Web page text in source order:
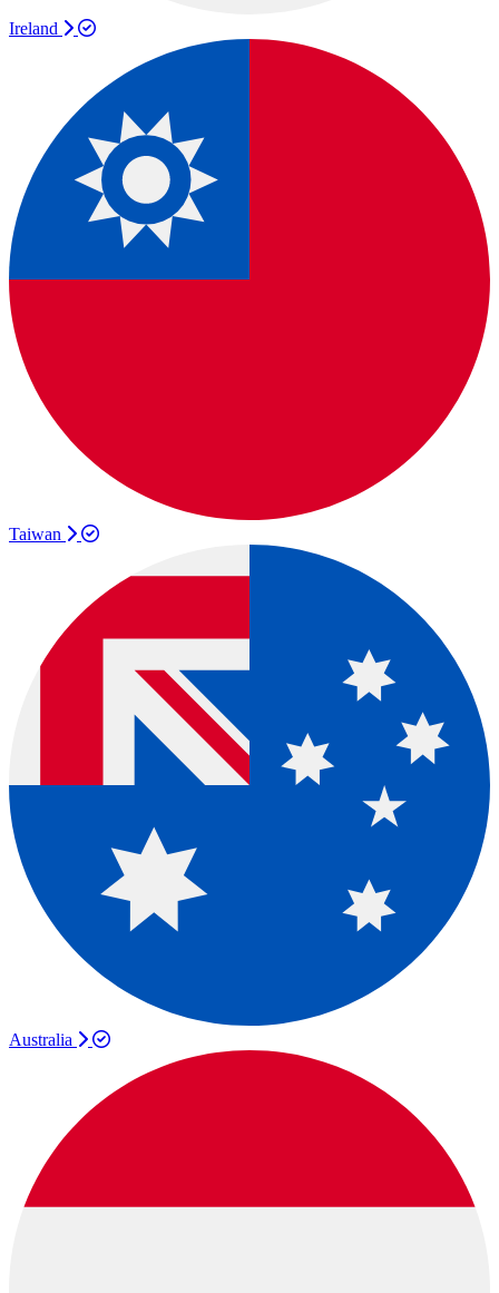
Ireland
Taiwan
Australia